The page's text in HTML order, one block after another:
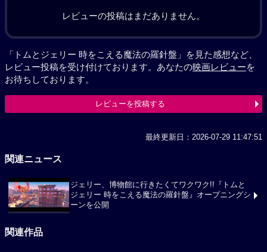
レビューの投稿はまだありません。
「トムとジェリー 時をこえる魔法の羅針盤」を見た感想など、
レビュー投稿を受け付けております。あなたの映画レビューを
お待ちしております。
レビューを投稿する
最終更新日：2026-07-29 11:47:51
関連ニュース
ジェリー、博物館に行きたくてワクワク!!『トムと
ジェリー 時をこえる魔法の羅針盤』オープニングシ
ーンを公開
関連作品